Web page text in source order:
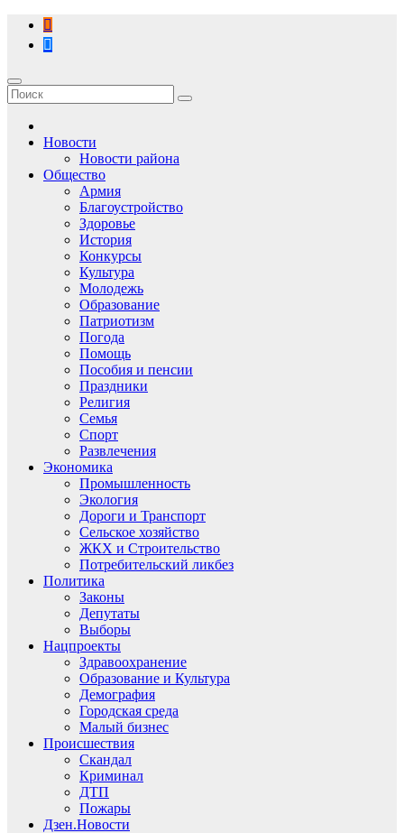
Перейти
содержимому
Новости
Новости района
Общество
Армия
Благоустройство
Здоровье
История
Конкурсы
Культура
Молодежь
Образование
Патриотизм
Погода
Помощь
Пособия и пенсии
Праздники
Религия
Семья
Спорт
Развлечения
Экономика
Промышленность
Экология
Дороги и Транспорт
Сельское хозяйство
ЖКХ и Строительство
Потребительский ликбез
Политика
Законы
Депутаты
Выборы
Нацпроекты
Здравоохранение
Образование и Культура
Демография
Городская среда
Малый бизнес
Происшествия
Скандал
Криминал
ДТП
Пожары
Дзен.Новости